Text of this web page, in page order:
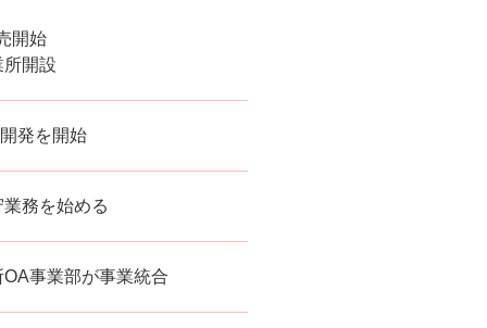
開始
開設
発を開始
務を始める
事業部が事業統合